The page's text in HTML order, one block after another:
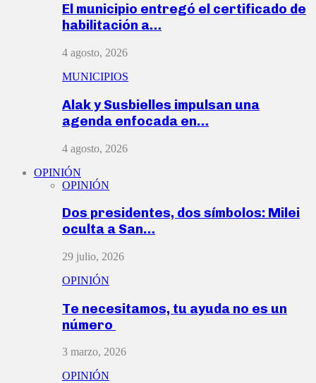
El municipio entregó el certificado de
habilitación a…
4 agosto, 2026
MUNICIPIOS
Alak y Susbielles impulsan una
agenda enfocada en…
4 agosto, 2026
OPINIÓN
OPINIÓN
Dos presidentes, dos símbolos: Milei
oculta a San…
29 julio, 2026
OPINIÓN
Te necesitamos, tu ayuda no es un
número
3 marzo, 2026
OPINIÓN